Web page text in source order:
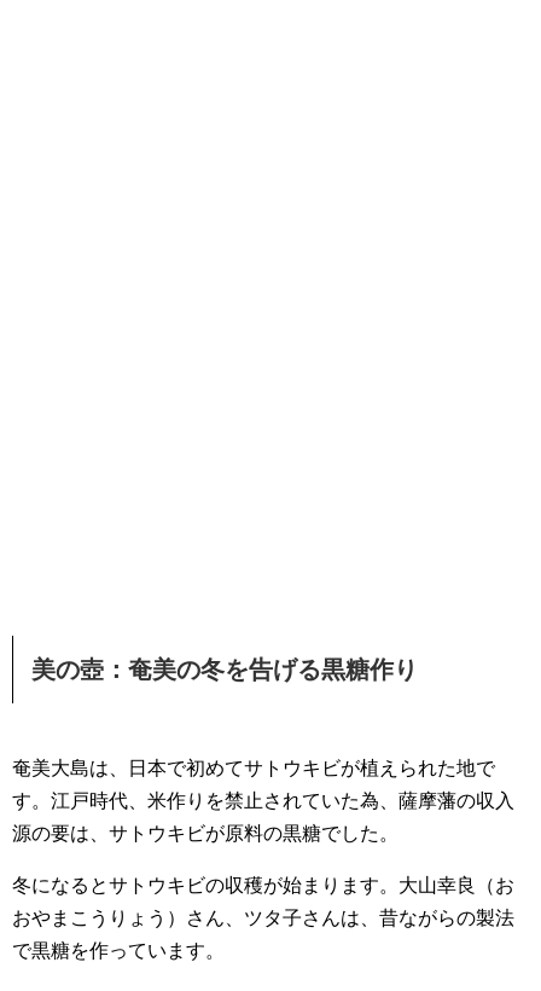
美の壺：奄美の冬を告げる黒糖作り
奄美大島は、日本で初めてサトウキビが植えられた地で
す。江戸時代、米作りを禁止されていた為、薩摩藩の収入
源の要は、サトウキビが原料の黒糖でした。
冬になるとサトウキビの収穫が始まります。大山幸良（お
おやまこうりょう）さん、ツタ子さんは、昔ながらの製法
で黒糖を作っています。